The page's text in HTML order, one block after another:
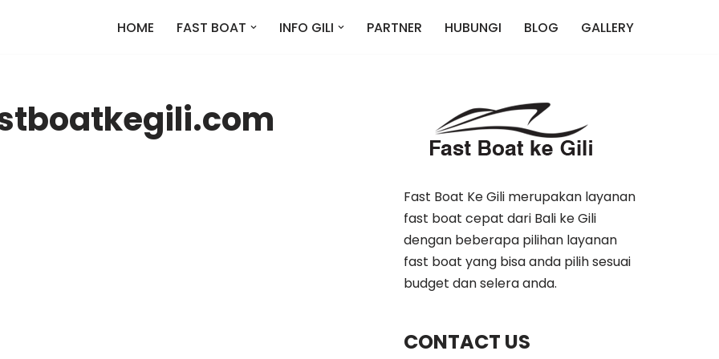
HOME FAST BOAT INFO GILI PARTNER HUBUNGI BLOG GALLERY
Fast Boat Ke Gili merupakan layanan
fast boat cepat dari Bali ke Gili
dengan beberapa pilihan layanan
fast boat yang bisa anda pilih sesuai
budget dan selera anda.
CONTACT US